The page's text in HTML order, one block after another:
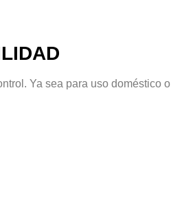
Ya sea para uso doméstico o